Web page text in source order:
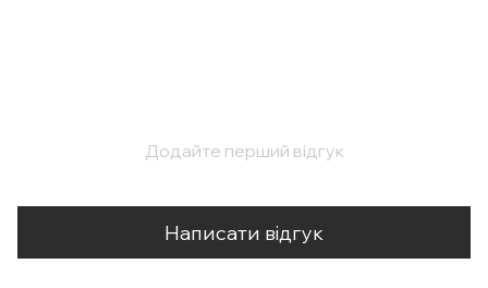
Додайте перший відгук
Написати відгук